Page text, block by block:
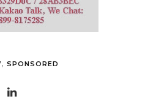
, SPONSORED